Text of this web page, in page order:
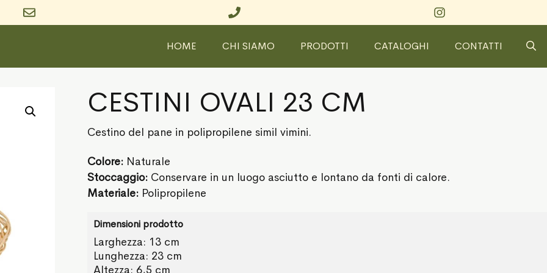
HOME CHI SIAMO PRODOTTI CATALOGHI CONTATTI
CESTINI OVALI 23 CM
Cestino del pane in polipropilene simil vimini.
Colore: Naturale
Stoccaggio: Conservare in un luogo asciutto e lontano da fonti di calore.
Materiale: Polipropilene
Dimensioni prodotto
Larghezza: 13 cm
Lunghezza: 23 cm
Altezza: 6,5 cm